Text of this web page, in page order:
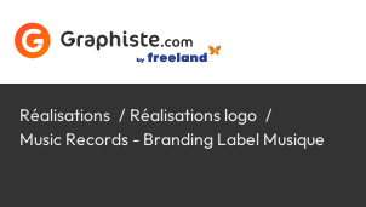
Réalisations
Réalisations logo
Music Records - Branding Label Musique